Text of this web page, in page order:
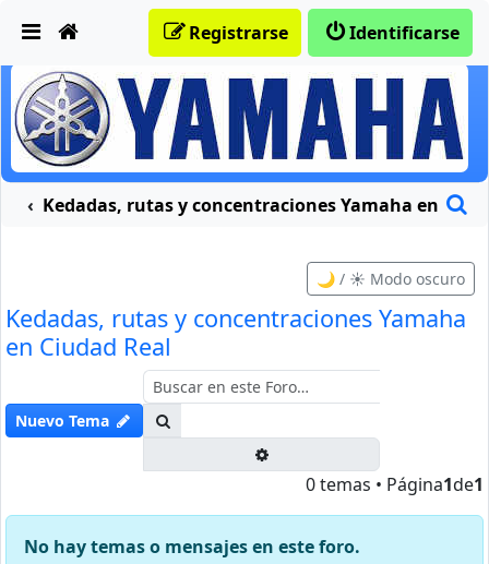
Identificarse
Registrarse
moteras
Kedadas, rutas y concentraciones Yamaha en
🌙 / ☀️ Modo oscuro
Kedadas, rutas y concentraciones Yamaha
en Ciudad Real
Nuevo Tema
0 temas • Página1de1
No hay temas o mensajes en este foro.